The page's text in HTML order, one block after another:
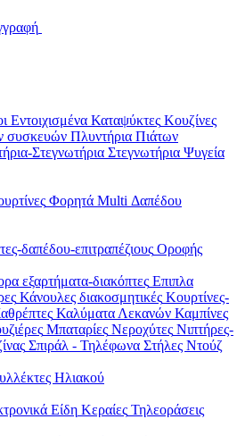
Εντοιχισμένα Καταψύκτες Κουζίνες
συσκευών Πλυντήρια Πιάτων
Στεγνωτήρια Στεγνωτήρια Ψυγεία
Φορητά Multi Δαπέδου
δαπέδου-επιτραπέζιους Οροφής
εξαρτήματα-διακόπτες Επιπλα
Κάνουλες διακοσμητικές Κουρτίνες-
Καλύματα Λεκανών Καμπίνες
Μπαταρίες Νεροχύτες Νιπτήρες-
Σπιράλ - Τηλέφωνα Στήλες Ντούζ
Ηλιακού
Είδη Κεραίες Τηλεοράσεις